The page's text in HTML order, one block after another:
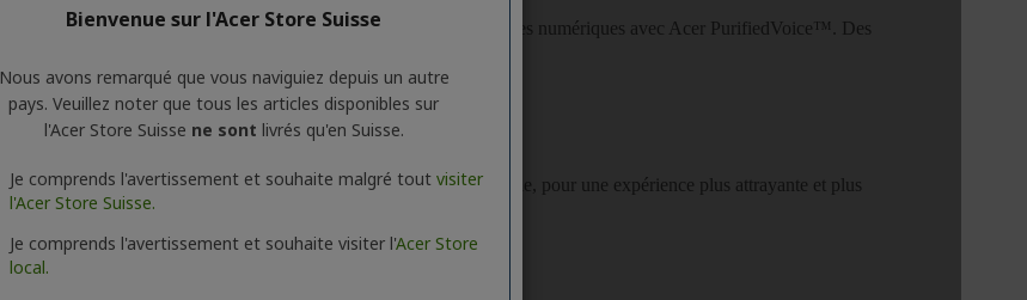
Bienvenue sur l'Acer Store Suisse
Nous avons remarqué que vous naviguiez depuis un autre
pays. Veuillez noter que tous les articles disponibles sur
l'Acer Store Suisse ne sont livrés qu'en Suisse.
Je comprends l'avertissement et souhaite malgré tout visiter
l'Acer Store Suisse.
Je comprends l'avertissement et souhaite visiter l'Acer Store
local.